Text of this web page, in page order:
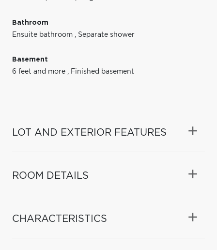
Bathroom
Ensuite bathroom , Separate shower
Basement
6 feet and more , Finished basement
LOT AND EXTERIOR FEATURES
ROOM DETAILS
CHARACTERISTICS